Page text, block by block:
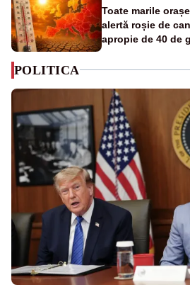
Toate marile
alertă roșie de
apropie de 40 de
POLITICA